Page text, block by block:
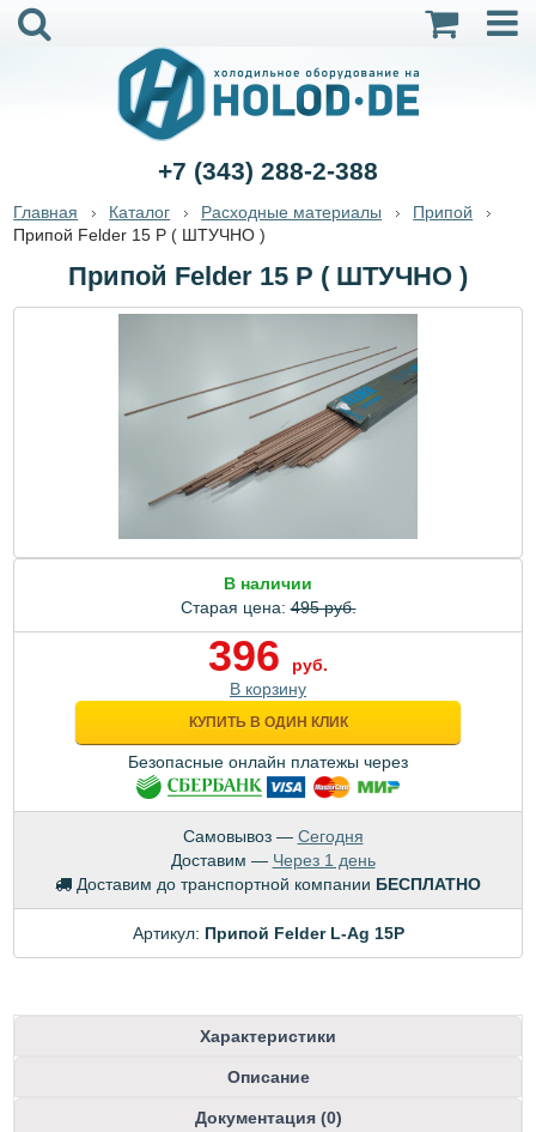
+7 (343) 288-2-388
Главная Каталог Расходные материалы
Припой
Припой Felder 15 P ( ШТУЧНО )
Припой Felder 15 P ( ШТУЧНО )
В наличии
Старая цена:495 руб.
396
руб.
В корзину
КУПИТЬ В ОДИН КЛИК
Безопасные онлайн платежы через
Самовывоз — Сегодня
Доставим — Через 1 день
Доставим до транспортной компании БЕСПЛАТНО
Артикул: Припой Felder L-Ag 15P
Характеристики
Описание
Документация (0)